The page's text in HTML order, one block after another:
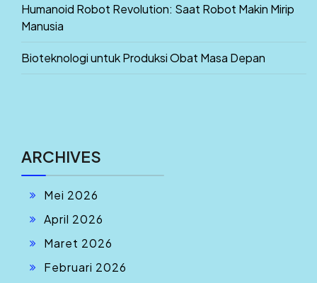
Humanoid Robot Revolution: Saat Robot Makin Mirip
Manusia
Bioteknologi untuk Produksi Obat Masa Depan
ARCHIVES
Mei 2026
April 2026
Maret 2026
Februari 2026